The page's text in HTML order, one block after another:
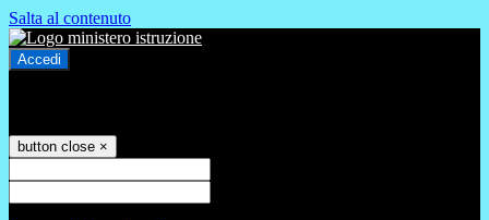
Salta al contenuto
Accedi
button close ×